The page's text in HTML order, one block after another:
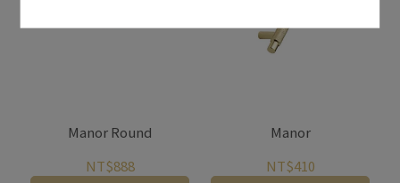
Manor Round
NT$888
Manor
NT$410